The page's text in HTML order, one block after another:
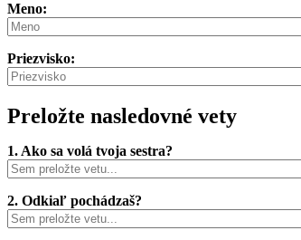
Meno:
Priezvisko:
Preložte nasledovné vety
1. Ako sa volá tvoja sestra?
2. Odkiaľ pochádzaš?